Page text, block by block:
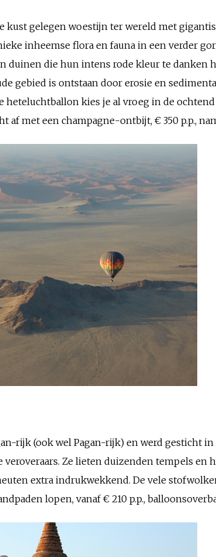
kust gelegen woestijn ter wereld met
inheemse flora en fauna in een verder
duinen die hun intens rode kleur te danken
gebied is ontstaan door erosie en
heteluchtballon kies je al vroeg in de
af met een champagne-ontbijt, € 350 p.p.,
rijk (ook wel Pagan-rijk) en werd gesticht
Ze lieten duizenden tempels en
extra indrukwekkend. De vele
lopen, vanaf € 210 p.p.,